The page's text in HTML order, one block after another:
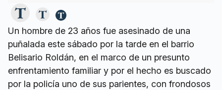
Un hombre de 23 años fue asesinado de una
puñalada este sábado por la tarde en el barrio
Belisario Roldán, en el marco de un presunto
enfrentamiento familiar y por el hecho es buscado
por la policía uno de sus parientes, con frondosos